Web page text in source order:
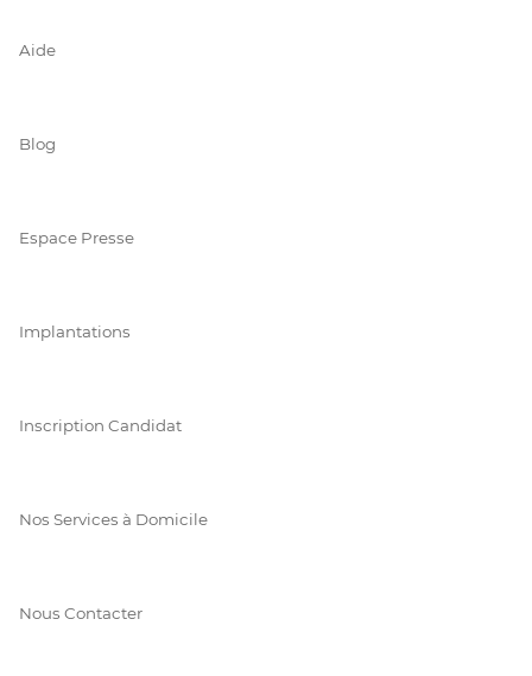
Aide
Blog
Espace Presse
Implantations
Inscription Candidat
Nos Services à Domicile
Nous Contacter